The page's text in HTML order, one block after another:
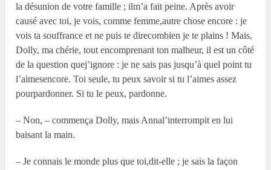
la désunion de votre famille ; ilm’a fait peine. Après avoir
causé avec toi, je vois, comme femme,autre chose encore : je
vois ta souffrance et ne puis te direcombien je te plains ! Mais,
Dolly, ma chérie, tout encomprenant ton malheur, il est un côté
de la question quej’ignore : je ne sais pas jusqu’à quel point tu
l’aimesencore. Toi seule, tu peux savoir si tu l’aimes assez
pourpardonner. Si tu le peux, pardonne.
– Non, – commença Dolly, mais Annal’interrompit en lui
baisant la main.
– Je connais le monde plus que toi,dit-elle ; je sais la façon